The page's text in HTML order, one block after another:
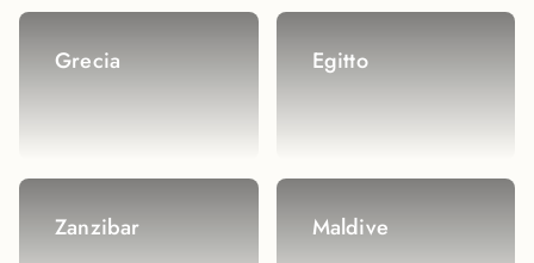
Grecia Egitto
Zanzibar Maldive